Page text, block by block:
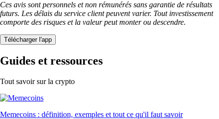
Ces avis sont personnels et non rémunérés sans garantie de résultats
futurs. Les délais du service client peuvent varier. Tout investissement
comporte des risques et la valeur peut monter ou descendre.
Télécharger l'app
Guides et ressources
Tout savoir sur la crypto
Memecoins : définition, exemples et tout ce qu'il faut savoir